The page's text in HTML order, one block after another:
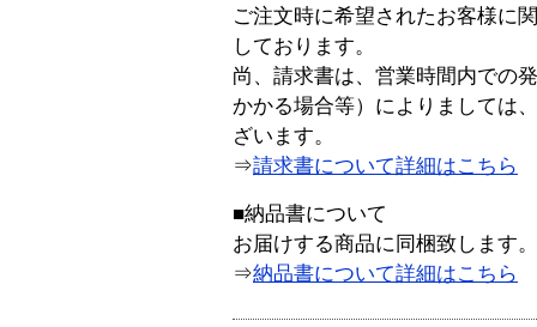
ご注文時に希望されたお客様に
しております。
尚、請求書は、営業時間内での
かかる場合等）によりましては
ざいます。
⇒請求書について詳細はこちら
■納品書について
お届けする商品に同梱致します。
⇒納品書について詳細はこちら